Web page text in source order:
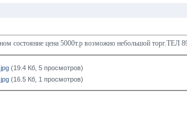
состояние цена 5000т.р возможно небольшой
(19.4 Кб, 5 просмотров)
(16.5 Кб, 1 просмотров)